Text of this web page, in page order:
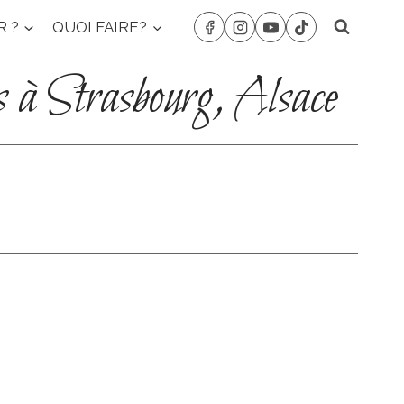
? QUOI FAIRE?
Strasbourg, Alsace